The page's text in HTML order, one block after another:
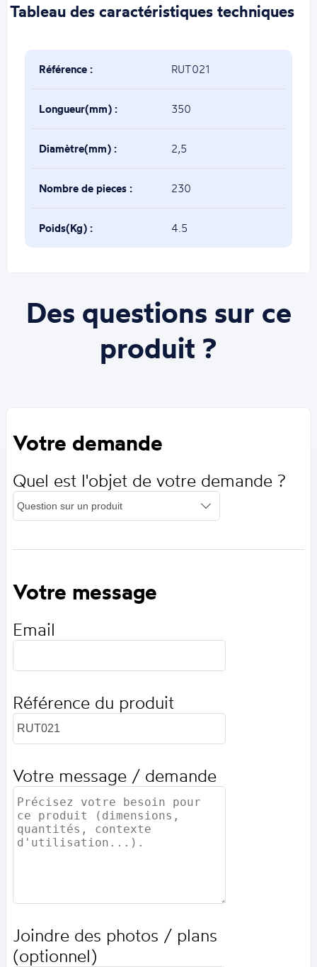
Tableau des caractéristiques techniques
Référence : RUT021
Longueur(mm) : 350
Diamètre(mm) : 2,5
Nombre de pieces : 230
Poids(Kg) : 4.5
Des questions sur ce
produit ?
Votre demande
Quel est l'objet de votre demande ?
Votre message
Email
Référence du produit
Votre message / demande
Joindre des photos / plans
(optionnel)